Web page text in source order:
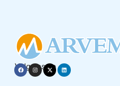
Volg ons op